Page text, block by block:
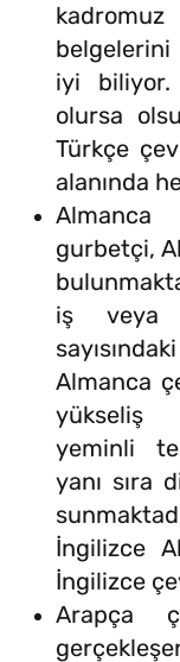
belgelerini
iyi
olursa
Türkçe
alanında
gurbetçi,
iş veya
Almanca
yükseliş
yeminli
yanı sıra
İngilizce
İngilizce
Arapça